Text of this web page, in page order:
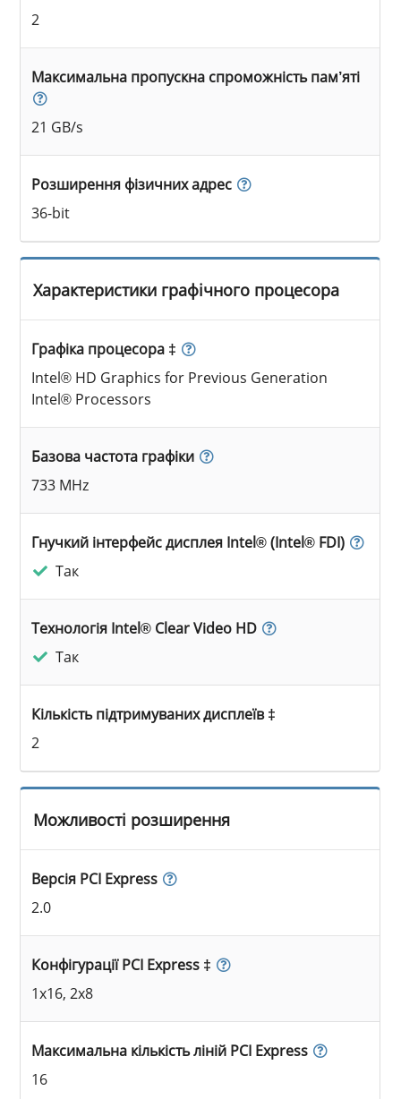
2
Максимальна пропускна спроможність пам’яті
21 GB/s
Розширення фізичних адрес
36-bit
Характеристики графічного процесора
Графіка процесора ‡
Intel® HD Graphics for Previous Generation
Intel® Processors
Базова частота графіки
733 MHz
Гнучкий інтерфейс дисплея Intel® (Intel® FDI)
Так
Технологія Intel® Clear Video HD
Так
Кількість підтримуваних дисплеїв ‡
2
Можливості розширення
Версія PCI Express
2.0
Конфігурації PCI Express ‡
1x16, 2x8
Максимальна кількість ліній PCI Express
16